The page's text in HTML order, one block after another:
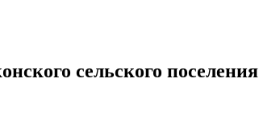
сельского поселения